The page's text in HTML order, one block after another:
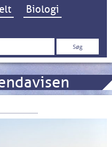
Hop til indhold
Biologi